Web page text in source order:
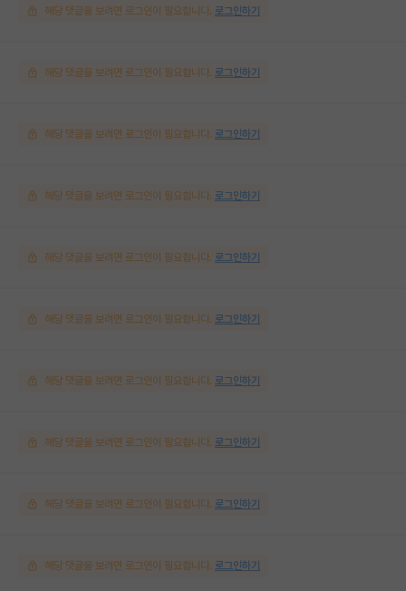
해당 댓글을 보려면 로그인이 필요합니다. 로그인하기
해당 댓글을 보려면 로그인이 필요합니다. 로그인하기
해당 댓글을 보려면 로그인이 필요합니다. 로그인하기
해당 댓글을 보려면 로그인이 필요합니다. 로그인하기
해당 댓글을 보려면 로그인이 필요합니다. 로그인하기
해당 댓글을 보려면 로그인이 필요합니다. 로그인하기
해당 댓글을 보려면 로그인이 필요합니다. 로그인하기
해당 댓글을 보려면 로그인이 필요합니다. 로그인하기
해당 댓글을 보려면 로그인이 필요합니다. 로그인하기
해당 댓글을 보려면 로그인이 필요합니다. 로그인하기